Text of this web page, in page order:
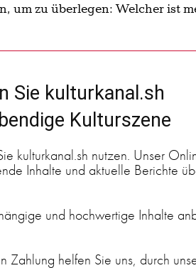
um zu überlegen: Welcher ist
Sie kulturkanal.sh
Kulturszene
kulturkanal.sh nutzen. Unser
Inhalte und aktuelle Berichte
und hochwertige Inhalte
Zahlung helfen Sie uns, durch